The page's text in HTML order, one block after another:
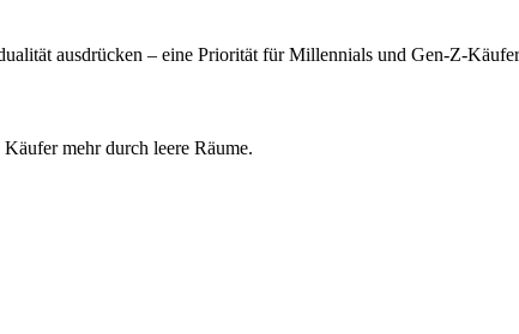
ausdrücken – eine Priorität für Millennials und Gen-Z-
mehr durch leere Räume.